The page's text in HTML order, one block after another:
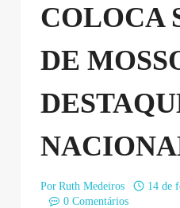
COLOCA
DE
Por Ruth Medeiros
14 de
0 Comentários